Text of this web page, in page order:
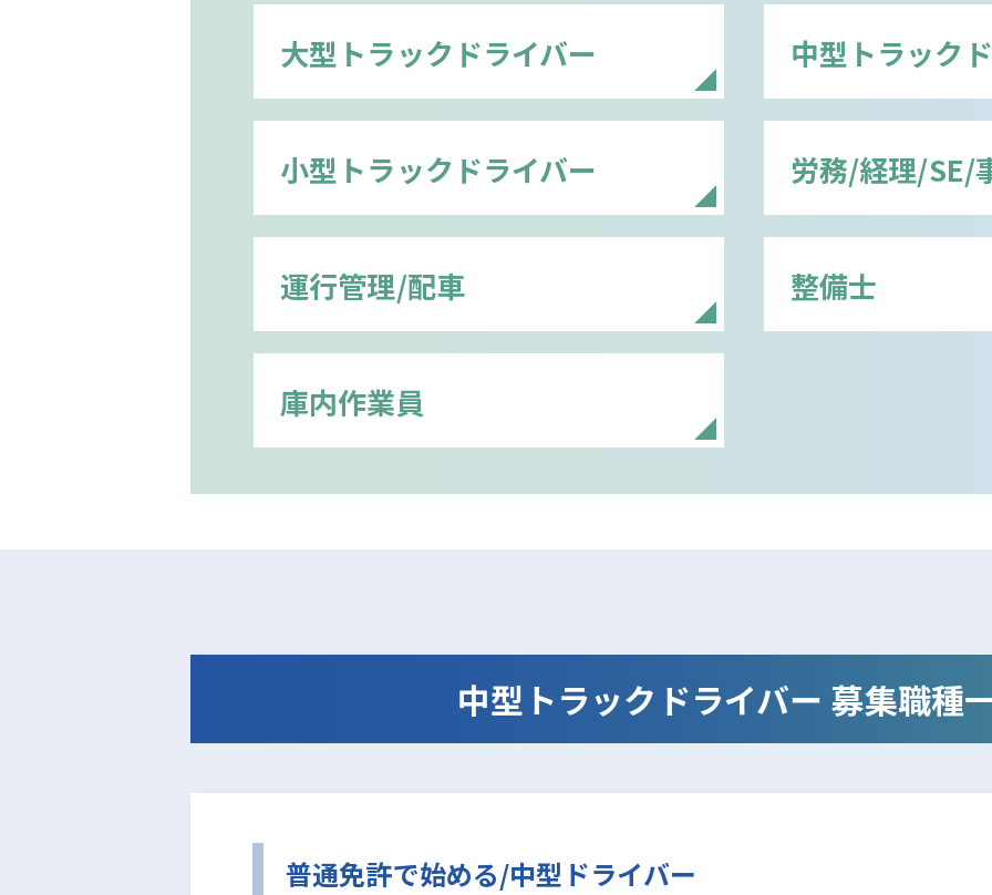
大型トラックドライバー 中型トラック
小型トラックドライバー 労務/経理/SE/
運行管理/配車 整備士
庫内作業員
中型トラックドライバー 募集職種
普通免許で始める/中型ドライバー